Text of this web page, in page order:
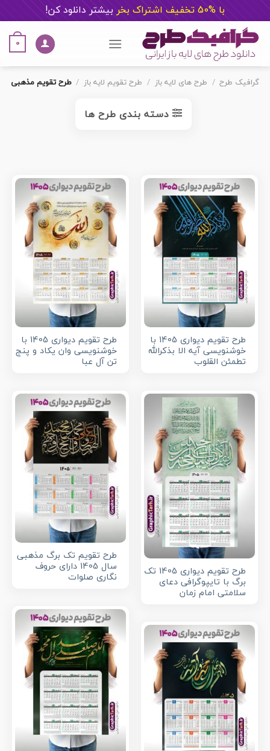
با %50 تخفیف اشتراک بخر بیشتر دانلود کن!
content
0
گرافیک طرح / طرح های لایه باز / طرح تقویم لایه باز / طرح تقویم مذهبی
دسته بندی طرح ها
طرح تقویم دیواری 1405 با
خوشنویسی آیه الا بذکرالله
تطمئن القلوب
طرح تقویم دیواری 1405 با
خوشنویسی وان یکاد و پنج
تن آل عبا
طرح تقویم دیواری 1405 تک
برگ با تایپوگرافی دعای
سلامتی امام زمان
طرح تقویم تک برگ مذهبی
سال 1405 دارای حروف
نگاری صلوات